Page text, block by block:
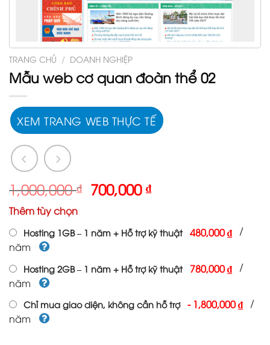
TRANG CHỦ / DOANH NGHIỆP
Mẫu web cơ quan đoàn thể 02
XEM TRANG WEB THỰC TẾ
1,000,000₫ Giá
gốc
1,000,000 ₫.
700,000₫Giá
là:
Thêm tùy chọn
Hosting 1GB – 1 năm + Hỗ trợ kỹ thuật 480,000 ₫ /
năm
Hosting 2GB – 1 năm + Hỗ trợ kỹ thuật 780,000 ₫ /
năm
Chỉ mua giao diện, không cần hỗ trợ -1,800,000 ₫ /
năm